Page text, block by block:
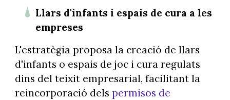
Llars d'infants i espais de cura a les
empreses
L'estratègia proposa la creació de llars
d'infants o espais de joc i cura regulats
dins del teixit empresarial, facilitant la
reincorporació dels permisos de